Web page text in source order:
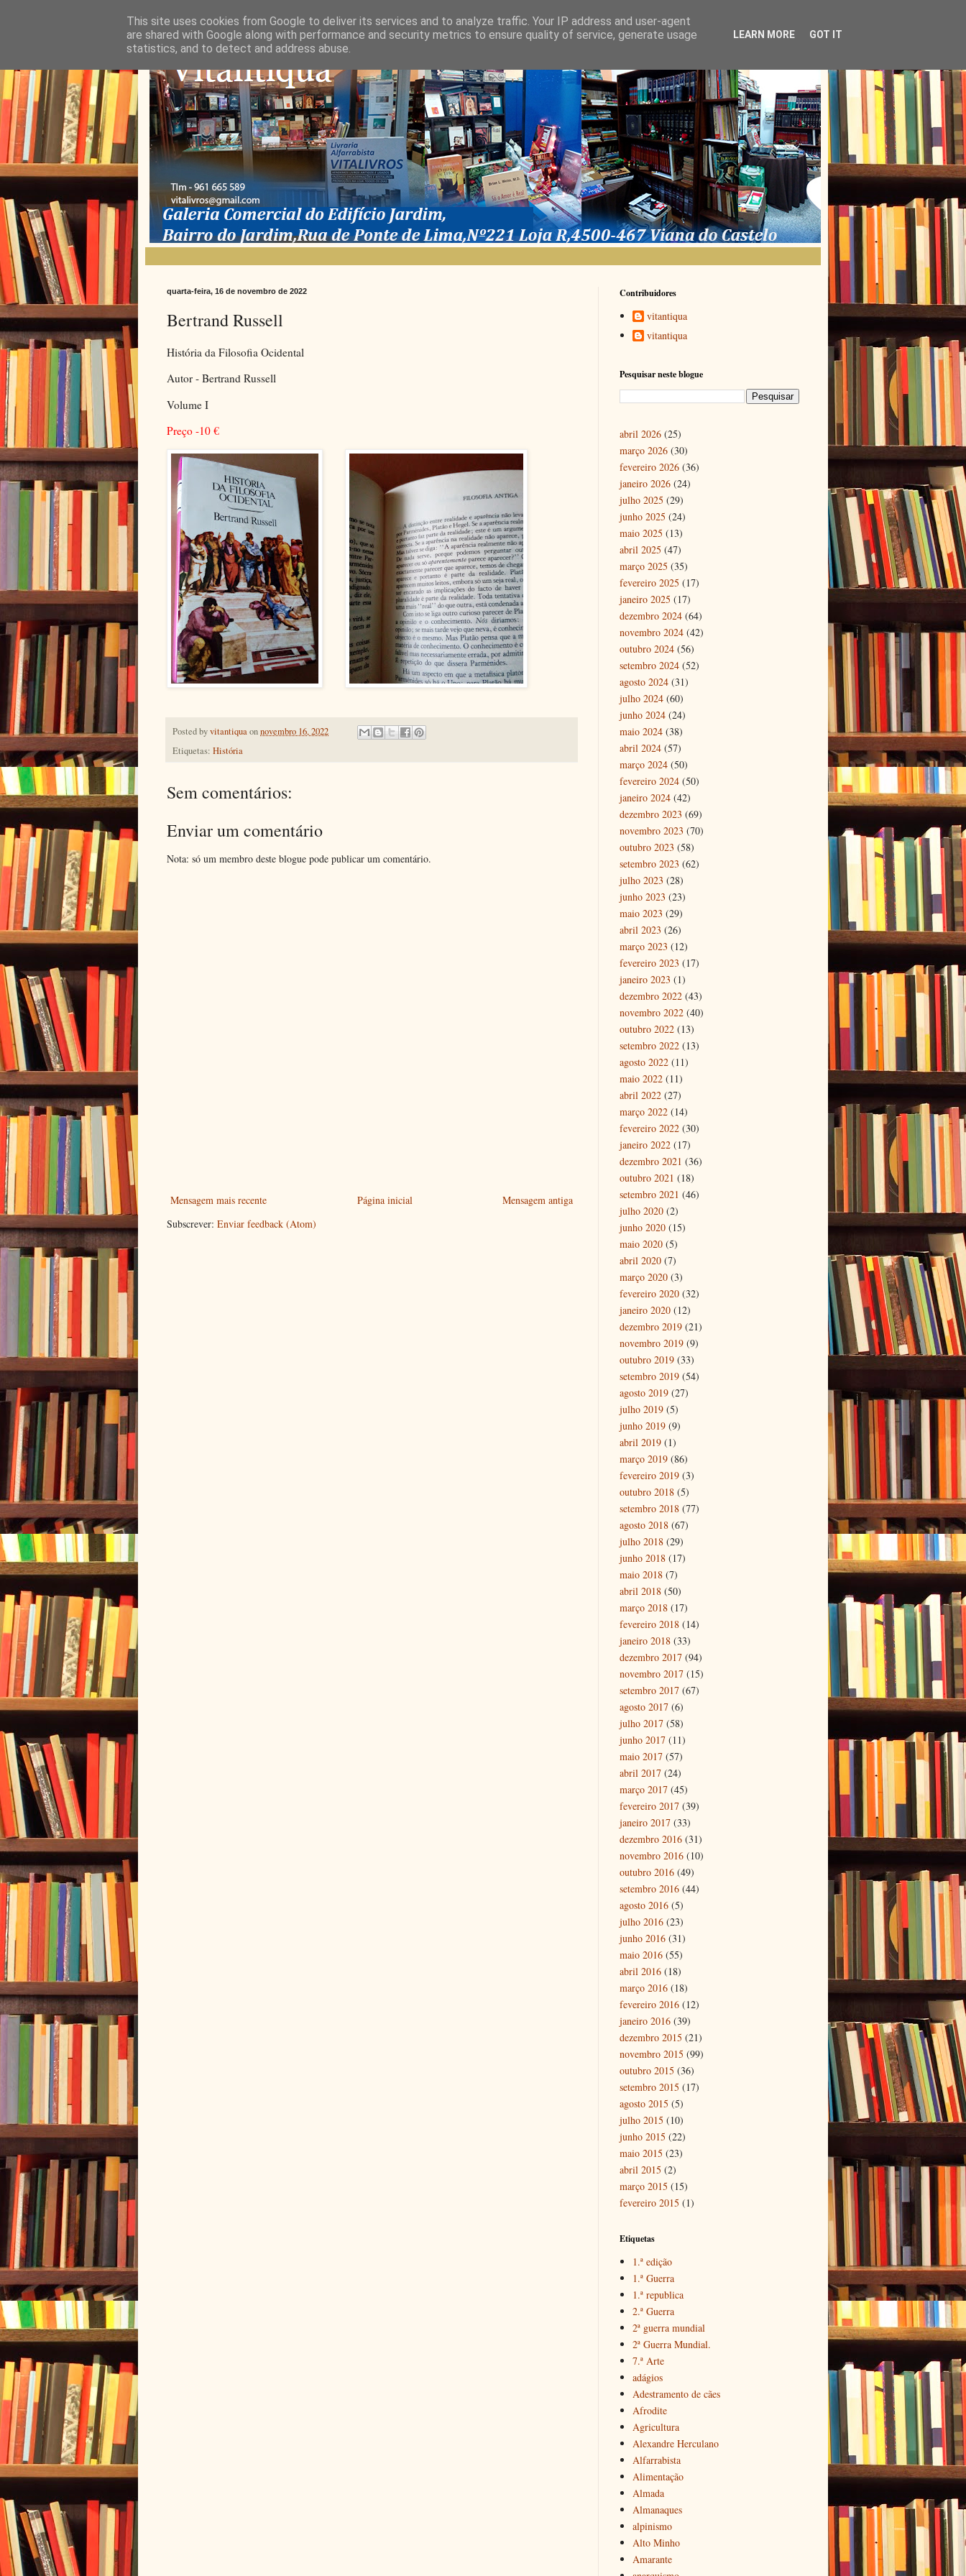
quarta-feira, 16 de novembro de 2022
Bertrand Russell
História da Filosofia Ocidental
Autor - Bertrand Russell
Volume I
Preço -10 €
Posted byvitantiquaonnovembro 16, 2022
Etiquetas: História
Sem comentários:
Enviar um comentário
Nota: só um membro deste blogue pode publicar um comentário.
Mensagem mais recente Mensagem antiga
Página inicial
Subscrever: Enviar feedback (Atom)
Contribuidores
vitantiqua
vitantiqua
Pesquisar neste blogue
abril 2026 (25)
março 2026 (30)
fevereiro 2026 (36)
janeiro 2026 (24)
julho 2025 (29)
junho 2025 (24)
maio 2025 (13)
abril 2025 (47)
março 2025 (35)
fevereiro 2025 (17)
janeiro 2025 (17)
dezembro 2024 (64)
novembro 2024 (42)
outubro 2024 (56)
setembro 2024 (52)
agosto 2024 (31)
julho 2024 (60)
junho 2024 (24)
maio 2024 (38)
abril 2024 (57)
março 2024 (50)
fevereiro 2024 (50)
janeiro 2024 (42)
dezembro 2023 (69)
novembro 2023 (70)
outubro 2023 (58)
setembro 2023 (62)
julho 2023 (28)
junho 2023 (23)
maio 2023 (29)
abril 2023 (26)
março 2023 (12)
fevereiro 2023 (17)
janeiro 2023 (1)
dezembro 2022 (43)
novembro 2022 (40)
outubro 2022 (13)
setembro 2022 (13)
agosto 2022 (11)
maio 2022 (11)
abril 2022 (27)
março 2022 (14)
fevereiro 2022 (30)
janeiro 2022 (17)
dezembro 2021 (36)
outubro 2021 (18)
setembro 2021 (46)
julho 2020 (2)
junho 2020 (15)
maio 2020 (5)
abril 2020 (7)
março 2020 (3)
fevereiro 2020 (32)
janeiro 2020 (12)
dezembro 2019 (21)
novembro 2019 (9)
outubro 2019 (33)
setembro 2019 (54)
agosto 2019 (27)
julho 2019 (5)
junho 2019 (9)
abril 2019 (1)
março 2019 (86)
fevereiro 2019 (3)
outubro 2018 (5)
setembro 2018 (77)
agosto 2018 (67)
julho 2018 (29)
junho 2018 (17)
maio 2018 (7)
abril 2018 (50)
março 2018 (17)
fevereiro 2018 (14)
janeiro 2018 (33)
dezembro 2017 (94)
novembro 2017 (15)
setembro 2017 (67)
agosto 2017 (6)
julho 2017 (58)
junho 2017 (11)
maio 2017 (57)
abril 2017 (24)
março 2017 (45)
fevereiro 2017 (39)
janeiro 2017 (33)
dezembro 2016 (31)
novembro 2016 (10)
outubro 2016 (49)
setembro 2016 (44)
agosto 2016 (5)
julho 2016 (23)
junho 2016 (31)
maio 2016 (55)
abril 2016 (18)
março 2016 (18)
fevereiro 2016 (12)
janeiro 2016 (39)
dezembro 2015 (21)
novembro 2015 (99)
outubro 2015 (36)
setembro 2015 (17)
agosto 2015 (5)
julho 2015 (10)
junho 2015 (22)
maio 2015 (23)
abril 2015 (2)
março 2015 (15)
fevereiro 2015 (1)
Etiquetas
1.ª edição
1.ª Guerra
1.ª republica
2.ª Guerra
2ª guerra mundial
2ª Guerra Mundial.
7.ª Arte
adágios
Adestramento de cães
Afrodite
Agricultura
Alexandre Herculano
Alfarrabista
Alimentação
Almada
Almanaques
alpinismo
Alto Minho
Amarante
This site uses cookies from Google to deliver its services and to analyze traffic. Your IP address and user-agent
are shared with Google along with performance and security metrics to ensure quality of service, generate usage
statistics, and to detect and address abuse.
LEARN MORE GOT IT